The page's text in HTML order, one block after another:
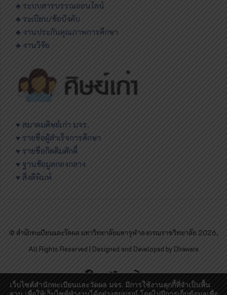
♣ ระบบสารบรรณออนไลน์
♣ ระเบียบ/ข้อบังคับ
♣ งานประกันคุณภาพการศึกษา
♣ งานวิจัย
♥ สมาคมศิษย์เก่า มจร.
♥ รายชื่อผู้สำเร็จการศึกษา
♥ รายชื่อกิตติมศักดิ์
♥ ฐานข้อมูลกองกลาง
♥ สิ่งตีพิมพ์
© สำนักทะเบียนและวัดผล มหาวิทยาลัยมหาจุฬาลงกรณราชวิทยาลัย 2026,
All Rights Reserved | Designed and Developed by Dhawara
FacebookTwitterRSS
เว็บไซต์สำนักทะเบียนและวัดผล มจร. มีการใช้งานคุกกี้ที่จำเป็นพื้น